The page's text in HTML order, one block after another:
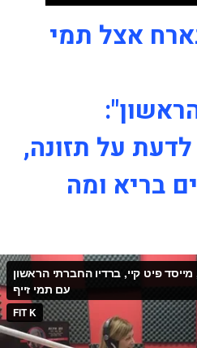
אצל תמי
על תזונה,
בריא ומה